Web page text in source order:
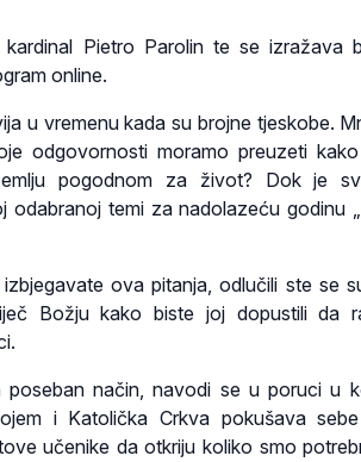
Pietro Parolin te se izražava
online.
u vremenu kada su brojne tjeskobe.
odgovornosti moramo preuzeti
pogodnom za život? Dok je
odabranoj temi za nadolazeću godinu
ova pitanja, odlučili ste se
Božju kako biste joj dopustili da
način, navodi se u poruci u
i Katolička Crkva pokušava
učenike da otkriju koliko smo